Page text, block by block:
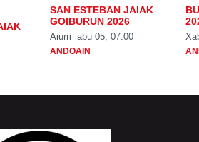
SAN ESTEBAN JAIAK
GOIBURUN 2026
Aiurri abu 05, 07:00
ANDOAIN